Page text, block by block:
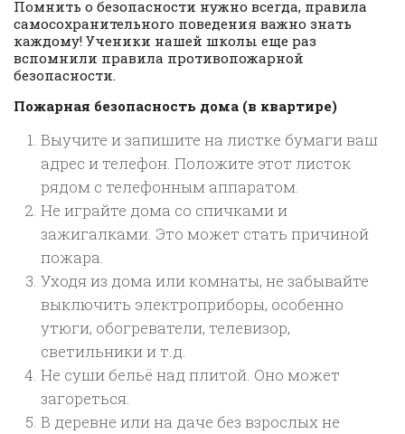
Помнить о безопасности нужно всегда, правила
самосохранительного поведения важно знать
каждому! Ученики нашей школы еще раз
вспомнили правила противопожарной
безопасности.
Пожарная безопасность дома (в квартире)
Выучите и запишите на листке бумаги ваш
адрес и телефон. Положите этот листок
рядом с телефонным аппаратом.
Не играйте дома со спичками и
зажигалками. Это может стать причиной
пожара.
Уходя из дома или комнаты, не забывайте
выключить электроприборы, особенно
утюги, обогреватели, телевизор,
светильники и т.д.
Не суши бельё над плитой. Оно может
загореться.
В деревне или на даче без взрослых не